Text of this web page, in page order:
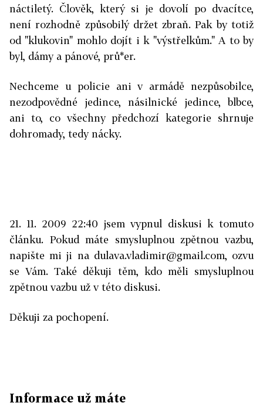
náctiletý. Člověk, který si je dovolí po dvacítce,
není rozhodně způsobilý držet zbraň. Pak by totiž
od "klukovin" mohlo dojít i k "výstřelkům." A to by
byl, dámy a pánové, prů*er.
Nechceme u policie ani v armádě nezpůsobilce,
nezodpovědné jedince, násilnické jedince, blbce,
ani to, co všechny předchozí kategorie shrnuje
dohromady, tedy nácky.
21. 11. 2009 22:40 jsem vypnul diskusi k tomuto
článku. Pokud máte smysluplnou zpětnou vazbu,
napište mi ji na dulava.vladimir@gmail.com, ozvu
se Vám. Také děkuji těm, kdo měli smysluplnou
zpětnou vazbu už v této diskusi.
Děkuji za pochopení.
Informace už máte